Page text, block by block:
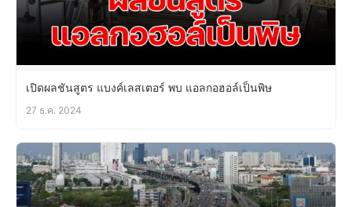
เปิดผลชันสูตร แบงค์เลสเตอร์ พบ แอลกอฮอล์เป็นพิษ
27 ธ.ค. 2024